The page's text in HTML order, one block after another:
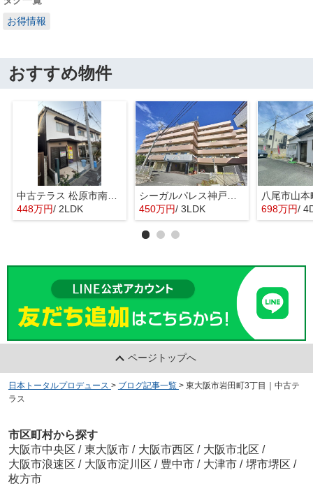
お得情報
おすすめ物件
中古テラス 松原市南新町1
448万円/ 2LDK
シーガルパレス神戸山の手
450万円/ 3LDK 698万円/
ページトップへ
日本トータルプロデュース > ブログ記事一覧 > 東大阪市岩田町3丁目｜中古テ
ラス
市区町村から探す
大阪市中央区 / 東大阪市 / 大阪市西区 / 大阪市北区 /
大阪市浪速区 / 大阪市淀川区 / 豊中市 / 大津市 / 堺市堺区 /
枚方市